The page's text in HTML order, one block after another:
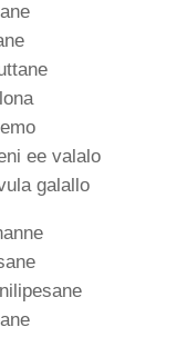
ee valalo
galallo